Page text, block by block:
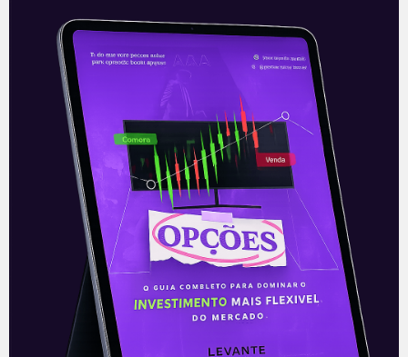
Colégio Eleitoral chancela
Biden
O Colégio Eleitoral americano confirmou
Joe Biden como o próximo presidente
dos Estados Unidos da América e Kamala
Harris como sua vice nesta segunda-feira
Leia mais
15/12/2020